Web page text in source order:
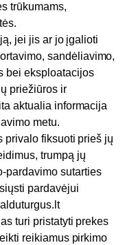
trūkumams,
jei jis ar jo įgalioti
sandėliavimo,
bei eksploatacijos
priežiūros ir
aktualia informacija
metu.
privalo fiksuoti prieš jų
trumpą jų
pardavimo sutarties
pardavėjui
turi pristatyti prekes
reikiamus pirkimo